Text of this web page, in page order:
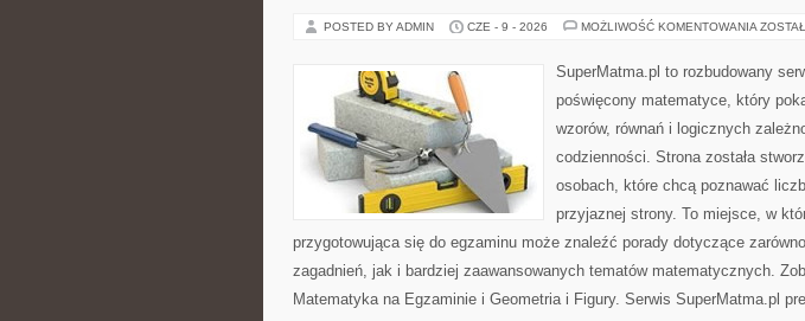
POSTED BY ADMIN CZE - 9 - 2026 MOŻLIWOŚĆ KOMENTOWANIA
SuperMatma.pl to rozbudowany
poświęcony matematyce, który
wzorów, równań i logicznych
codzienności. Strona została
osobach, które chcą poznawać
przyjaznej strony. To miejsce, w
przygotowująca się do egzaminu może znaleźć porady dotyczące
zagadnień, jak i bardziej zaawansowanych tematów matematycznych.
Matematyka na Egzaminie i Geometria i Figury. Serwis SuperMatma.pl